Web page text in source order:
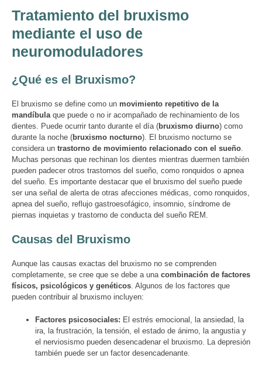
Tratamiento del bruxismo
mediante el uso de
neuromoduladores
¿Qué es el Bruxismo?
El bruxismo se define como un movimiento repetitivo de la
mandíbula que puede o no ir acompañado de rechinamiento de los
dientes. Puede ocurrir tanto durante el día (bruxismo diurno) como
durante la noche (bruxismo nocturno). El bruxismo nocturno se
considera un trastorno de movimiento relacionado con el sueño
Muchas personas que rechinan los dientes mientras duermen también
pueden padecer otros trastornos del sueño, como ronquidos o apnea
del sueño. Es importante destacar que el bruxismo del sueño puede
ser una señal de alerta de otras afecciones médicas, como ronquidos,
apnea del sueño, reflujo gastroesofágico, insomnio, síndrome de
piernas inquietas y trastorno de conducta del sueño REM.
Causas del Bruxismo
Aunque las causas exactas del bruxismo no se comprenden
completamente, se cree que se debe a una combinación de factores
físicos, psicológicos y genéticos . Algunos de los factores que
pueden contribuir al bruxismo incluyen:
Factores psicosociales: El estrés emocional, la ansiedad, la
ira, la frustración, la tensión, el estado de ánimo, la angustia y
el nerviosismo pueden desencadenar el bruxismo. La depresión
también puede ser un factor desencadenante.